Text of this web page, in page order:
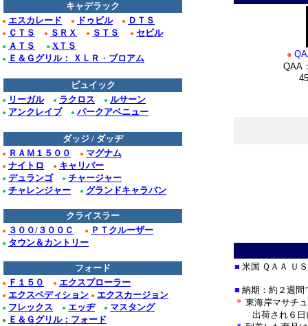
●
QAA
45
■ 米国 ＱＡＡ Ｕ
■ 納期：約２週間
＊ 東海岸マサチ
出荷され ６
キャデラック
● エスカレード ● ドゥビル ● ＤＴＳ
● ＣＴＳ ● ＳＲＸ ● ＳＴＳ ● セビル
● ＡＴＳ ● XＴＳ
● Ｅ＆Ｇグリル： ＸＬＲ ・ ブロアム
ビュイック
● リーガル ● ラクロス ● ルサーン
● アンクレイブ ● パークアベニュー
ダッジ / ダッヂ
● ＲＡＭ１５００ ● マグナム
● ナイトロ ● キャリバー
● デュランゴ ● チャージャー
● チャレンジャー ● グランドキャラバン
クライスラー
● ３００/３００Ｃ ● ＰＴクルーザー
● タウン＆カントリー
フォード
● Ｆ１５０ ● エクスプローラー
● エクスペディション ● エクスカージョン
● フレックス ● エッヂ ● マスタング
● Ｅ＆Ｇグリル：フォード